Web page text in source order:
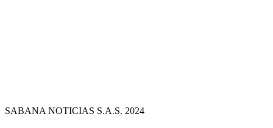
SABANA NOTICIAS S.A.S. 2024